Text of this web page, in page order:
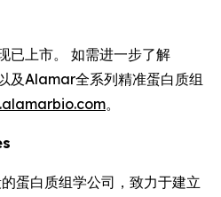
已上市。 如需进一步了解
及Alamar全系列精准蛋白质组
。
蛋白质组学公司，致力于建立